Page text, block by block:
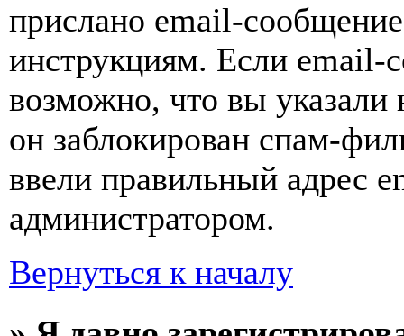
прислано email-
инструкциям. Если email-
возможно, что вы
он заблокирован спам-
ввели правильный адрес
администратором.
Вернуться к началу